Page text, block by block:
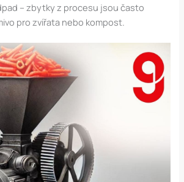
– zbytky z procesu jsou často
pro zvířata nebo kompost.